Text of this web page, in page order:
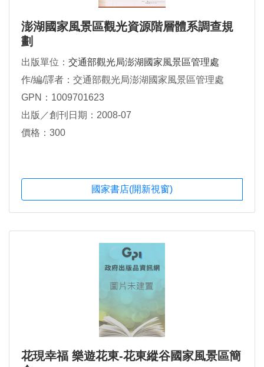
澎湖國家風景區觀光資源階層體系調查規
劃
出版單位： 交通部觀光局澎湖國家風景區管理處
作/編/譯者：交通部觀光局澎湖國家風景區管理處
GPN：1009701623
出版／創刊日期：2008-07
價格：300
國家書店(開新視窗)
花現幸福 樂遊花東-花東縱谷國家風景區簡